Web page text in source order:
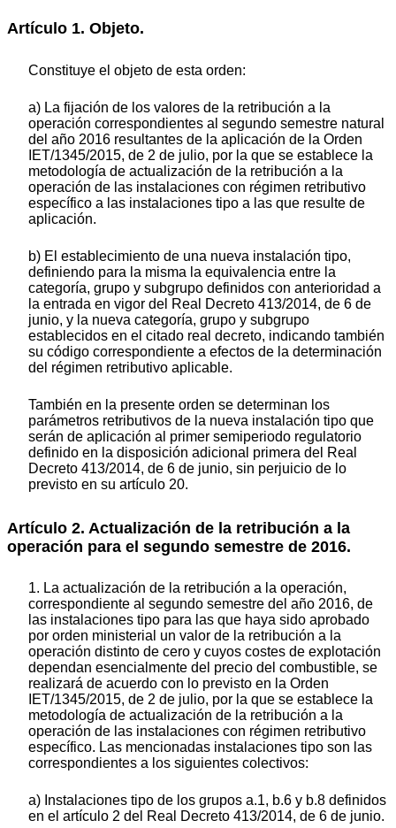
Artículo 1. Objeto.
Constituye el objeto de esta orden:
a) La fijación de los valores de la retribución a la
operación correspondientes al segundo semestre natural
del año 2016 resultantes de la aplicación de la Orden
IET/1345/2015, de 2 de julio, por la que se establece la
metodología de actualización de la retribución a la
operación de las instalaciones con régimen retributivo
específico a las instalaciones tipo a las que resulte de
aplicación.
b) El establecimiento de una nueva instalación tipo,
definiendo para la misma la equivalencia entre la
categoría, grupo y subgrupo definidos con anterioridad a
la entrada en vigor del Real Decreto 413/2014, de 6 de
junio, y la nueva categoría, grupo y subgrupo
establecidos en el citado real decreto, indicando también
su código correspondiente a efectos de la determinación
del régimen retributivo aplicable.
También en la presente orden se determinan los
parámetros retributivos de la nueva instalación tipo que
serán de aplicación al primer semiperiodo regulatorio
definido en la disposición adicional primera del Real
Decreto 413/2014, de 6 de junio, sin perjuicio de lo
previsto en su artículo 20.
Artículo 2. Actualización de la retribución a la
operación para el segundo semestre de 2016.
1. La actualización de la retribución a la operación,
correspondiente al segundo semestre del año 2016, de
las instalaciones tipo para las que haya sido aprobado
por orden ministerial un valor de la retribución a la
operación distinto de cero y cuyos costes de explotación
dependan esencialmente del precio del combustible, se
realizará de acuerdo con lo previsto en la Orden
IET/1345/2015, de 2 de julio, por la que se establece la
metodología de actualización de la retribución a la
operación de las instalaciones con régimen retributivo
específico. Las mencionadas instalaciones tipo son las
correspondientes a los siguientes colectivos:
a) Instalaciones tipo de los grupos a.1, b.6 y b.8 definidos
en el artículo 2 del Real Decreto 413/2014, de 6 de junio.